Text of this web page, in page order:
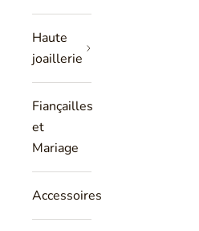
Haute
joaillerie
Fiançailles
et
Mariage
Accessoires